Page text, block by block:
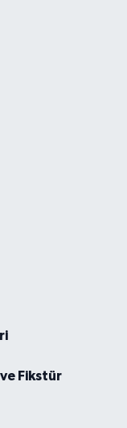
Fikstür